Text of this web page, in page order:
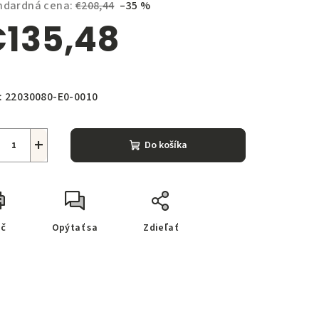
cena: €208,44 –35 %
22030080-E0-0010
+ Do košíka
Opýtať sa Zdieľať